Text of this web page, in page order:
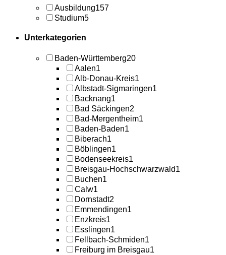
Ausbildung157
Studium5
Unterkategorien
Baden-Württemberg20
Aalen1
Alb-Donau-Kreis1
Albstadt-Sigmaringen1
Backnang1
Bad Säckingen2
Bad-Mergentheim1
Baden-Baden1
Biberach1
Böblingen1
Bodenseekreis1
Breisgau-Hochschwarzwald1
Buchen1
Calw1
Dornstadt2
Emmendingen1
Enzkreis1
Esslingen1
Fellbach-Schmiden1
Freiburg im Breisgau1